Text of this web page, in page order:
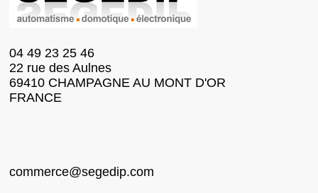
04 49 23 25 46
22 rue des Aulnes
69410 CHAMPAGNE AU MONT D'OR
FRANCE
commerce@segedip.com